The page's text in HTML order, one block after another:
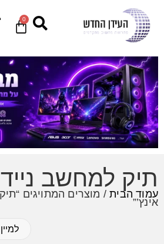
0
תיק למחשב נייד 18 אינץ’
עמוד הבית
אינץ’”